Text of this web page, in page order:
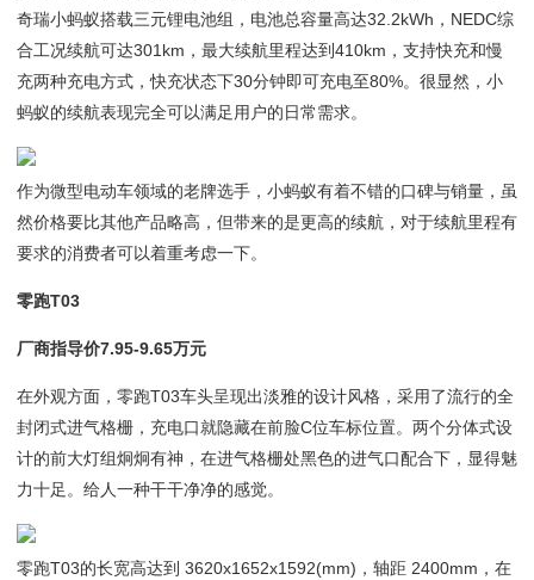
奇瑞小蚂蚁搭载三元锂电池组，电池总容量高达32.2kWh，NEDC综
合工况续航可达301km，最大续航里程达到410km，支持快充和慢
充两种充电方式，快充状态下30分钟即可充电至80%。很显然，小
蚂蚁的续航表现完全可以满足用户的日常需求。
作为微型电动车领域的老牌选手，小蚂蚁有着不错的口碑与销量，虽
然价格要比其他产品略高，但带来的是更高的续航，对于续航里程有
要求的消费者可以着重考虑一下。
零跑T03
厂商指导价7.95-9.65万元
在外观方面，零跑T03车头呈现出淡雅的设计风格，采用了流行的全
封闭式进气格栅，充电口就隐藏在前脸C位车标位置。两个分体式设
计的前大灯组炯炯有神，在进气格栅处黑色的进气口配合下，显得魅
力十足。给人一种干干净净的感觉。
零跑T03的长宽高达到 3620x1652x1592(mm)，轴距 2400mm，在